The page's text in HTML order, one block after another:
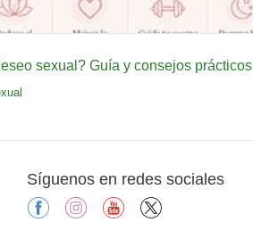
sexual? Guía y consejos prácticos
Síguenos en redes sociales
facebookinstagramyoutube